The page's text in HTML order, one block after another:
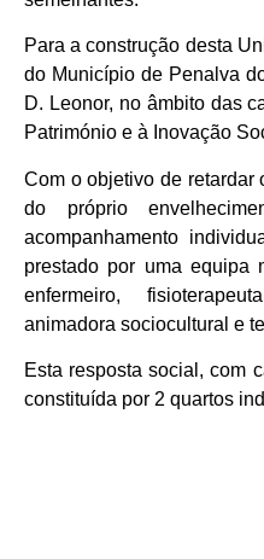
Para a construção desta
do Município de Penalva
D. Leonor, no âmbito das
Património e à Inovação
Com o objetivo de retardar
do próprio
acompanhamento
prestado por uma equipa
enfermeiro,
animadora sociocultural e
Esta resposta social, com
constituída por 2 quartos